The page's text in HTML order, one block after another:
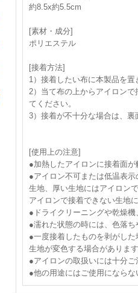
約8.5x約5.5cm
[素材・成分]
ポリエステル
[接着方法]
1）接着したい布に本製品を
2）当て布の上からアイロン
てください。
3）接着が不十分な場合は、
[使用上の注意]
●加熱したアイロンに接着面
●アイロン不可または低温表
生地、厚い生地にはアイロン
アイロンで接着できない生地
●ドライクリーニングや乾燥
●濡れた状態の時には、色落
●一度接着したものを剥がし
生地が変色する場合がありま
●アイロンの取扱いには十分
●他の用途にはご使用になら